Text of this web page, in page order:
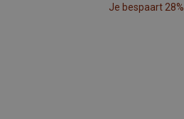
Je bespaart 28%